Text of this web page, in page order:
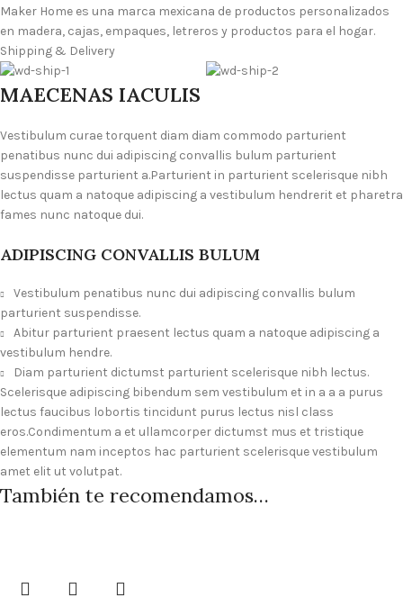
Maker Home es una marca mexicana de productos personalizados
en madera, cajas, empaques, letreros y productos para el hogar.
Shipping & Delivery
MAECENAS IACULIS
Vestibulum curae torquent diam diam commodo parturient
penatibus nunc dui adipiscing convallis bulum parturient
suspendisse parturient a.Parturient in parturient scelerisque nibh
lectus quam a natoque adipiscing a vestibulum hendrerit et pharetra
fames nunc natoque dui.
ADIPISCING CONVALLIS BULUM
Vestibulum penatibus nunc dui adipiscing convallis bulum
parturient suspendisse.
Abitur parturient praesent lectus quam a natoque adipiscing a
vestibulum hendre.
Diam parturient dictumst parturient scelerisque nibh lectus.
Scelerisque adipiscing bibendum sem vestibulum et in a a a purus
lectus faucibus lobortis tincidunt purus lectus nisl class
eros.Condimentum a et ullamcorper dictumst mus et tristique
elementum nam inceptos hac parturient scelerisque vestibulum
amet elit ut volutpat.
También te recomendamos…